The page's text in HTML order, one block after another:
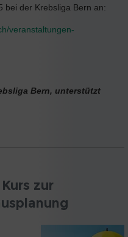
bei der Krebsliga Bern an:
veranstaltungen-
Bern, unterstützt
zur